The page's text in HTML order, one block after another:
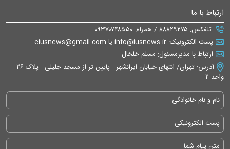
ارتباط با ما
تلفکس: ۸۸۸۲۹۲۷۵ / همراه: ۰۹۳۷۰۷۴۸۵۵۰
پست الکترونیک: info@iusnews.ir یا eiusnews@gmail.com
ارتباط با مدیرمسئول: مسلم خلخال
آدرس: تهران/ انتهای خیابان ایرانشهر - پایین تر از مسجد جلیلی - پلاک ۲۶ -
واحد ۲